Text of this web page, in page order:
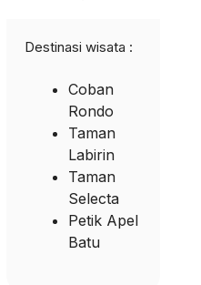
Destinasi wisata :
Coban
Rondo
Taman
Labirin
Taman
Selecta
Petik Apel
Batu